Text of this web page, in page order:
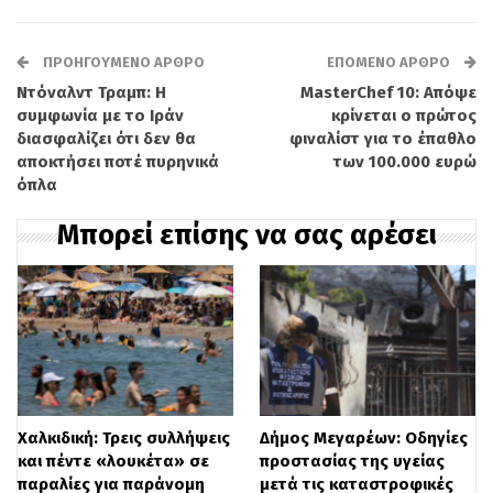
σύλληψή του από τη Διεύθυνση
Αλλοδαπών Αττικής, βρέθηκαν στην
κατοχή του πέντε έτοιμα πλαστά δελτία
ταυτότητας. Σε έρευνα που ακολούθησε
στο εργαστήριο, οι Αρχές εντόπισαν
περισσότερα από 240 δελτία ταυτότητας
και 46 διαβατήρια.
Το κύκλωμα είχε διαμορφώσει έναν
συγκεκριμένο «τιμοκατάλογο» για τις
παράνομες υπηρεσίες του: 900 ευρώ για
κάθε διαβατήριο, 600 ευρώ για
ΠΡΟΗΓΟΎΜΕΝΟ ΆΡΘΡΟ
Ντόναλντ Τραμπ: Η
συμφωνία με το Ιράν
διασφαλίζει ότι δεν θα
αποκτήσει ποτέ πυρηνικά
όπλα
ΕΠΌΜΕΝΟ ΆΡΘΡΟ
MasterChef 10: Απόψε
κρίνεται ο πρώτος
φιναλίστ για το έπαθλο
των 100.000 ευρώ
Μπορεί επίσης να σας αρέσει
Χαλκιδική: Τρεις συλλήψεις
και πέντε «λουκέτα» σε
παραλίες για παράνομη
Δήμος Μεγαρέων: Οδηγίες
προστασίας της υγείας
μετά τις καταστροφικές